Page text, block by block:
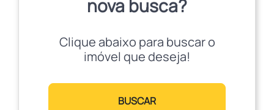
nova busca?
Clique abaixo para buscar o
imóvel que deseja!
BUSCAR